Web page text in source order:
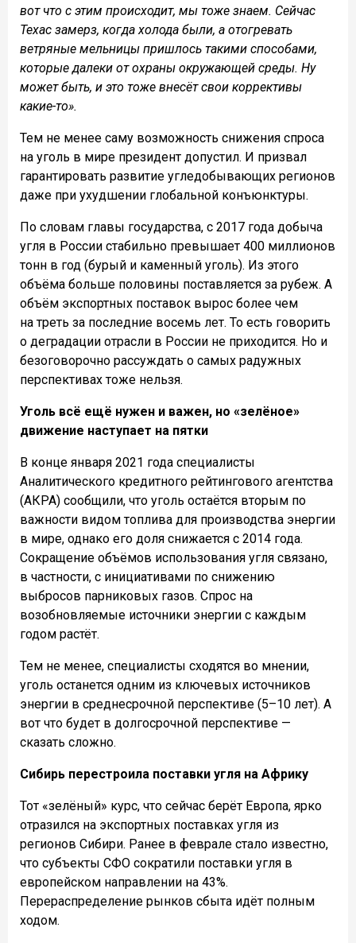
вот что с этим происходит, мы тоже знаем. Сейчас
Техас замерз, когда холода были, а отогревать
ветряные мельницы пришлось такими способами,
которые далеки от охраны окружающей среды. Ну
может быть, и это тоже внесёт свои коррективы
какие-то».
Тем не менее саму возможность снижения спроса
на уголь в мире президент допустил. И призвал
гарантировать развитие угледобывающих регионов
даже при ухудшении глобальной конъюнктуры.
По словам главы государства, с 2017 года добыча
угля в России стабильно превышает 400 миллионов
тонн в год (бурый и каменный уголь). Из этого
объёма больше половины поставляется за рубеж. А
объём экспортных поставок вырос более чем
на треть за последние восемь лет. То есть говорить
о деградации отрасли в России не приходится. Но и
безоговорочно рассуждать о самых радужных
перспективах тоже нельзя.
Уголь всё ещё нужен и важен, но «зелёное»
движение наступает на пятки
В конце января 2021 года специалисты
Аналитического кредитного рейтингового агентства
(АКРА) сообщили, что уголь остаётся вторым по
важности видом топлива для производства энергии
в мире, однако его доля снижается с 2014 года.
Сокращение объёмов использования угля связано,
в частности, с инициативами по снижению
выбросов парниковых газов. Спрос на
возобновляемые источники энергии с каждым
годом растёт.
Тем не менее, специалисты сходятся во мнении,
уголь останется одним из ключевых источников
энергии в среднесрочной перспективе (5–10 лет). А
вот что будет в долгосрочной перспективе —
сказать сложно.
Сибирь перестроила поставки угля на Африку
Тот «зелёный» курс, что сейчас берёт Европа, ярко
отразился на экспортных поставках угля из
регионов Сибири. Ранее в феврале стало известно,
что субъекты СФО сократили поставки угля в
европейском направлении на 43%.
Перераспределение рынков сбыта идёт полным
ходом.